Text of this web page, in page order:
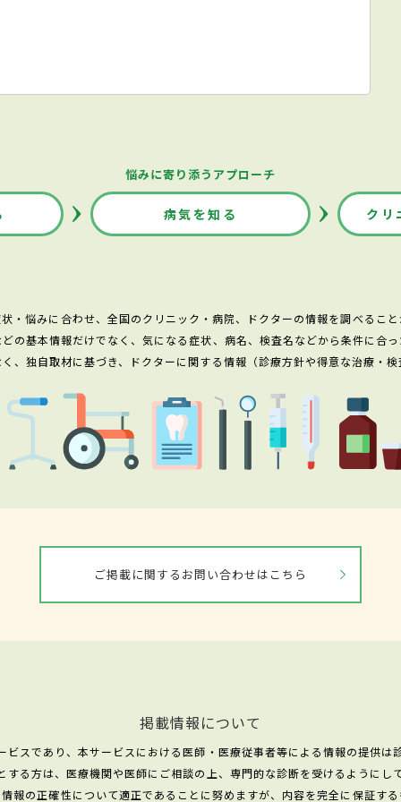
悩みに寄り添うアプローチ
病気を知る クリ
・悩みに合わせ、全国のクリニック・病院、ドクターの情報を調べるこ
の基本情報だけでなく、気になる症状、病名、検査名などから条件に合
、独自取材に基づき、ドクターに関する情報（診療方針や得意な治療・
ご掲載に関するお問い合わせはこちら
掲載情報について
ビスであり、本サービスにおける医師・医療従事者等による情報の提供は
する方は、医療機関や医師にご相談の上、専門的な診断を受けるようにし
報の正確性について適正であることに努めますが、内容を完全に保証す